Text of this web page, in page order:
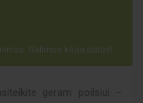
Galimos kitos datos!
geram poilsiui –